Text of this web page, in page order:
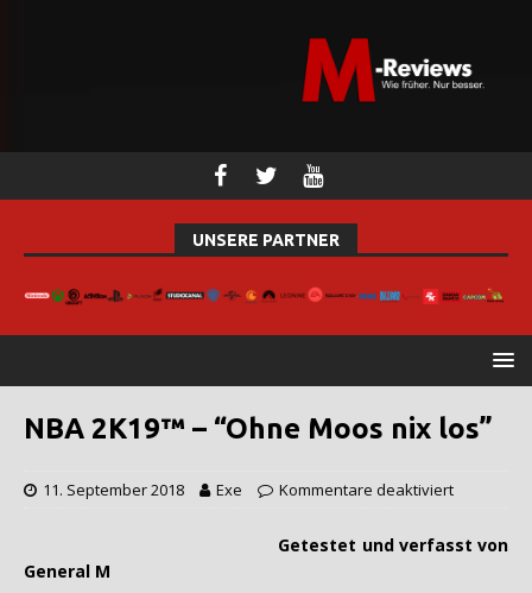
UNSERE PARTNER
NBA 2K19™ – “Ohne Moos nix los”
11. September 2018 Exe Kommentare deaktiviert
Getestet und verfasst von
General M